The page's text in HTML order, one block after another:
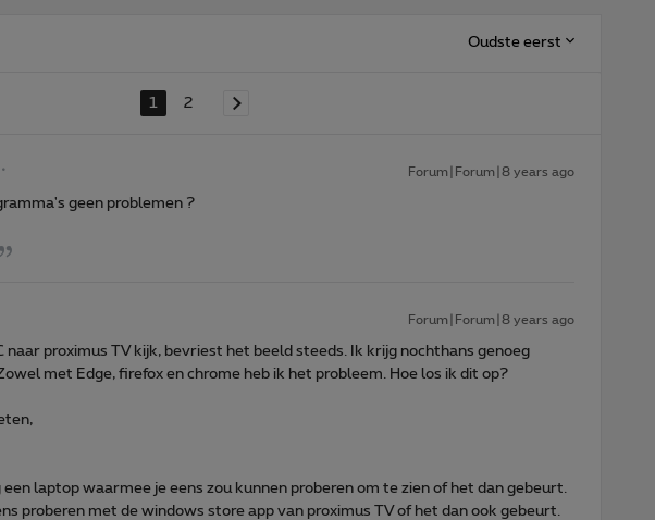
Oudste eerst
1 2
Forum|Forum|8 years ago
geen problemen ?
Forum|Forum|8 years ago
naar proximus TV kijk, bevriest het beeld steeds. Ik krijg nochthans genoeg
met Edge, firefox en chrome heb ik het probleem. Hoe los ik dit op?
een laptop waarmee je eens zou kunnen proberen om te zien of het dan gebeurt.
proberen met de windows store app van proximus TV of het dan ook gebeurt.